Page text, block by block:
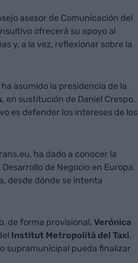
asesor de Comunicación del
ofrecerá su apoyo al
y, a la vez, reflexionar sobre la
ha asumido la presidencia de la
, en sustitución de Daniel Crespo.
es defender los intereses de los
ha dado a conocer la
de Negocio en Europa.
desde dónde se intenta
de forma provisional, Verónica
Institut Metropolità del Taxi.
supramunicipal pueda finalizar